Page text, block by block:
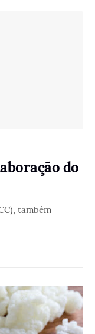
do
também